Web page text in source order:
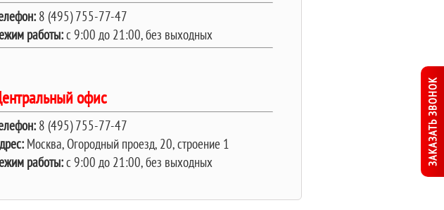
8 (495) 755-77-47
работы:c 9:00 до 21:00, без выходных
офис
8 (495) 755-77-47
Москва,Огородный проезд, 20, строение 1
работы:c 9:00 до 21:00, без выходных ЗАКАЗАТЬ ЗВОНОК